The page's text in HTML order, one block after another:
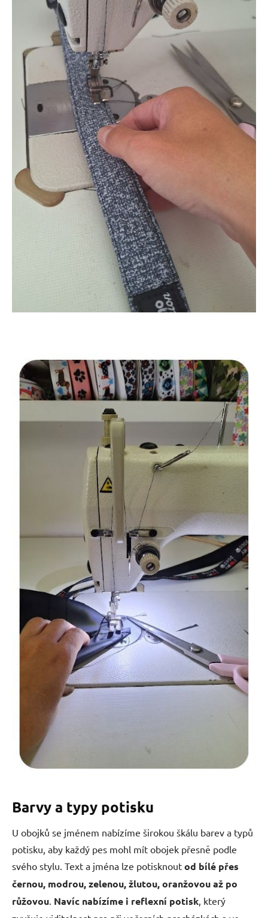
Barvy a typy potisku
U obojků se jménem nabízíme širokou škálu barev a typů
potisku, aby každý pes mohl mít obojek přesně podle
svého stylu. Text a jména lze potisknout od bílé přes
černou, modrou, zelenou, žlutou, oranžovou až po
růžovou. Navíc nabízíme i reflexní potisk, který